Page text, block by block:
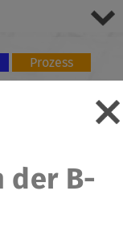
Prozess
der B-